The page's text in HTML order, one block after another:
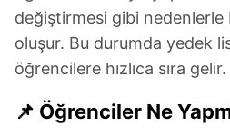
sınırlı olarak açık rızanız
Çerezlere ilişkin tercihlerinizi
vasıtasıyla belirleyebilirsiniz.
Metnimiziziyaret edebilirsiniz.
değiştirmesi gibi
oluşur. Bu durumda yedek
öğrencilere hızlıca sıra gelir.
📌 Öğrenciler Ne